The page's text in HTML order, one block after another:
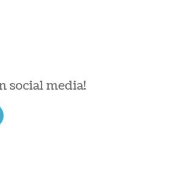
social media!